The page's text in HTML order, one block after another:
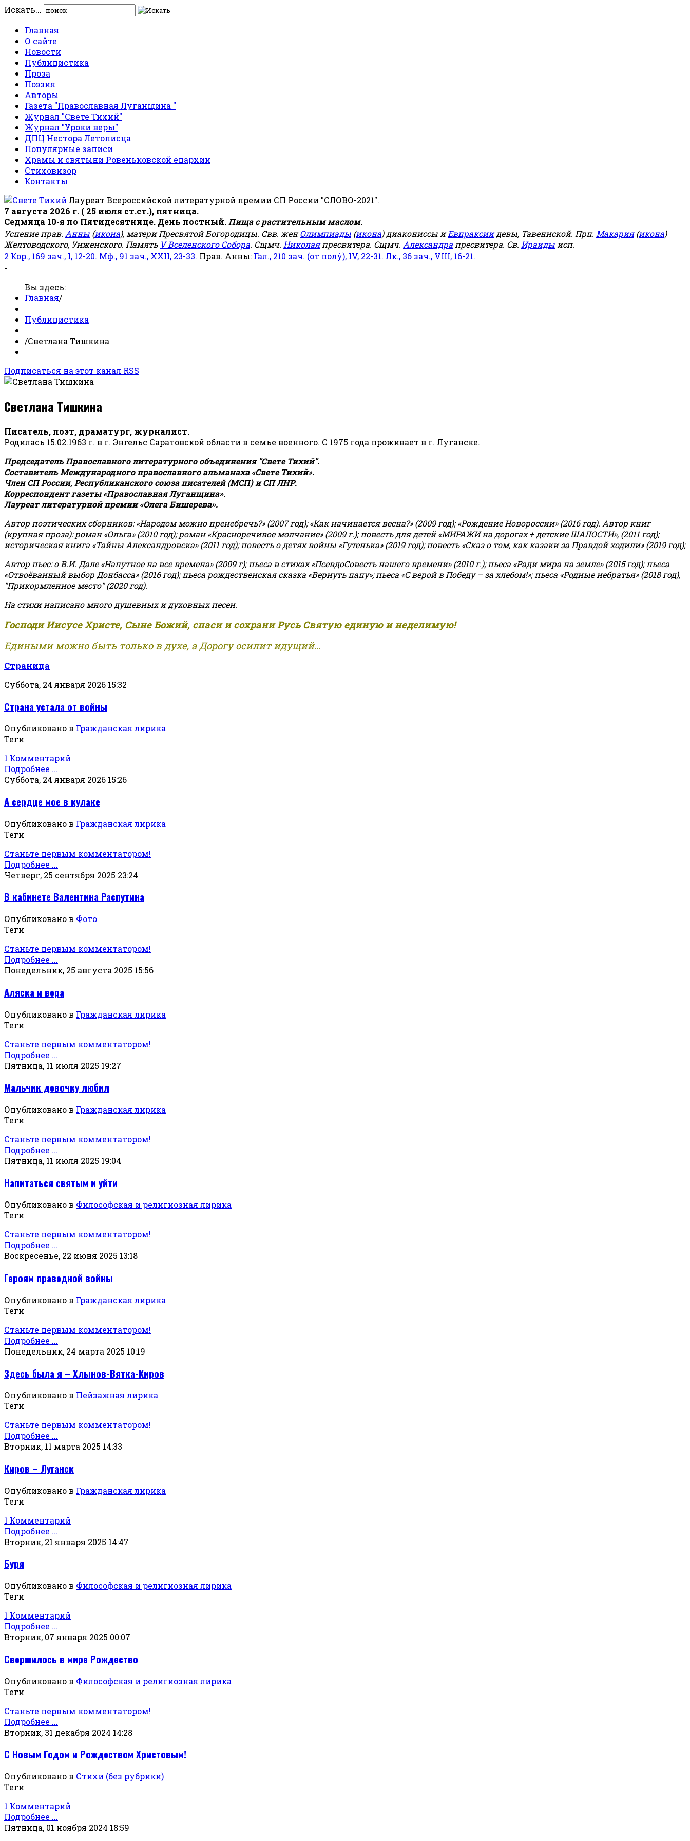
Искать...
Главная
О сайте
Новости
Публицистика
Проза
Поэзия
Авторы
Газета "Православная Луганщина "
Журнал "Свете Тихий"
Журнал "Уроки веры"
ДПЦ Нестора Летописца
Популярные записи
Храмы и святыни Ровеньковской епархии
Стиховизор
Контакты
Лауреат Всероссийской литературной премии СП России "СЛОВО-2021".
7 августа 2026 г. ( 25 июля ст.ст.), пятница.
Седмица 10-я по Пятидесятнице. День постный. Пища с растительным маслом.
Успение прав. Анны (икона), матери Пресвятой Богородицы. Свв. женОлимпиады (икона) диакониссы иЕвпраксиидевы, Тавеннской. Прп. Макария(икона)
Желтоводского, Унженского. Память V Вселенского Собора. Сщмч. Николаяпресвитера. Сщмч. Александра пресвитера. Св. Ираиды исп.
2 Кор., 169 зач., I, 12-20. Мф., 91 зач., XXII, 23-33. Прав. Анны: Гал., 210 зач. (от полу́), IV, 22-31. Лк., 36 зач., VIII, 16-21.
-
Вы здесь:
Главная/
Публицистика
/Светлана Тишкина
Подписаться на этот канал RSS
Светлана Тишкина
Писатель, поэт, драматург, журналист.
Родилась 15.02.1963 г. в г. Энгельс Саратовской области в семье военного. С 1975 года проживает в г. Луганске.
Председатель Православного литературного объединения "Свете Тихий".
Составитель Международного православного альманаха «Свете Тихий».
Член СП России, Республиканского союза писателей (МСП) и СП ЛНР.
Корреспондент газеты «Православная Луганщина».
Лауреат литературной премии «Олега Бишерева».
Автор поэтических сборников: «Народом можно пренебречь?» (2007 год); «Как начинается весна?» (2009 год); «Рождение Новороссии» (2016 год). Автор книг
(крупная проза): роман «Ольга» (2010 год); роман «Красноречивое молчание» (2009 г.); повесть для детей «МИРАЖИ на дорогах + детские ШАЛОСТИ», (2011 год);
историческая книга «Тайны Александровска» (2011 год); повесть о детях войны «Гутенька» (2019 год); повесть «Сказ о том, как казаки за Правдой ходили» (2019 год);
Автор пьес: о В.И. Дале «Напутное на все времена» (2009 г); пьеса в стихах «ПсевдоСовесть нашего времени» (2010 г.); пьеса «Ради мира на земле» (2015 год); пьеса
«Отвоёванный выбор Донбасса» (2016 год); пьеса рождественская сказка «Вернуть папу»; пьеса «С верой в Победу – за хлебом!»;пьеса «Родные небратья» (2018 год),
"Прикормленное место" (2020 год).
На стихи написано много душевных и духовных песен.
Господи Иисусе Христе, Сыне Божий, спаси и сохрани Русь Святую единую и неделимую!
Едиными можно быть только в духе, а Дорогу осилит идущий...
Страница
Суббота, 24 января 2026 15:32
Страна устала от войны
Опубликовано в Гражданская лирика
Теги
1 Комментарий
Подробнее ...
Суббота, 24 января 2026 15:26
А сердце мое в кулаке
Опубликовано в Гражданская лирика
Теги
Станьте первым комментатором!
Подробнее ...
Четверг, 25 сентября 2025 23:24
В кабинете Валентина Распутина
Опубликовано в Фото
Теги
Станьте первым комментатором!
Подробнее ...
Понедельник, 25 августа 2025 15:56
Аляска и вера
Опубликовано в Гражданская лирика
Теги
Станьте первым комментатором!
Подробнее ...
Пятница, 11 июля 2025 19:27
Мальчик девочку любил
Опубликовано в Гражданская лирика
Теги
Станьте первым комментатором!
Подробнее ...
Пятница, 11 июля 2025 19:04
Напитаться святым и уйти
Опубликовано в Философская и религиозная лирика
Теги
Станьте первым комментатором!
Подробнее ...
Воскресенье, 22 июня 2025 13:18
Героям праведной войны
Опубликовано в Гражданская лирика
Теги
Станьте первым комментатором!
Подробнее ...
Понедельник, 24 марта 2025 10:19
Здесь была я – Хлынов-Вятка-Киров
Опубликовано в Пейзажная лирика
Теги
Станьте первым комментатором!
Подробнее ...
Вторник, 11 марта 2025 14:33
Киров – Луганск
Опубликовано в Гражданская лирика
Теги
1 Комментарий
Подробнее ...
Вторник, 21 января 2025 14:47
Буря
Опубликовано в Философская и религиозная лирика
Теги
1 Комментарий
Подробнее ...
Вторник, 07 января 2025 00:07
Свершилось в мире Рождество
Опубликовано в Философская и религиозная лирика
Теги
Станьте первым комментатором!
Подробнее ...
Вторник, 31 декабря 2024 14:28
С Новым Годом и Рождеством Христовым!
Опубликовано в Стихи (без рубрики)
Теги
1 Комментарий
Подробнее ...
Пятница, 01 ноября 2024 18:59